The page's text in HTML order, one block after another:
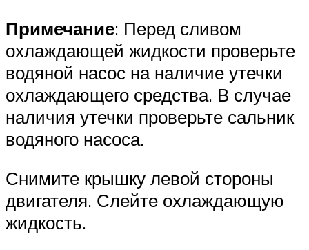
Примечание: Перед сливом
охлаждающей жидкости проверьте
водяной насос на наличие утечки
охлаждающего средства. В случае
наличия утечки проверьте сальник
водяного насоса.
Снимите крышку левой стороны
двигателя. Слейте охлаждающую
жидкость.